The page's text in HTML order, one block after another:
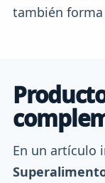
también
En un artículo